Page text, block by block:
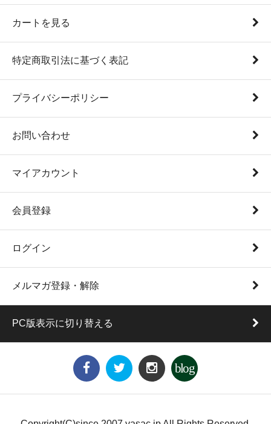
カートを見る
特定商取引法に基づく表記
プライバシーポリシー
お問い合わせ
マイアカウント
会員登録
ログイン
メルマガ登録・解除
PC版表示に切り替える
blog